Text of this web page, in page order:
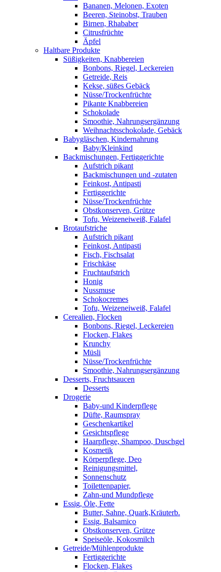
Bananen, Melonen, Exoten
Beeren, Steinobst, Trauben
Birnen, Rhababer
Citrusfrüchte
Äpfel
Haltbare Produkte
Süßigkeiten, Knabbereien
Bonbons, Riegel, Leckereien
Getreide, Reis
Kekse, süßes Gebäck
Nüsse/Trockenfrüchte
Pikante Knabbereien
Schokolade
Smoothie, Nahrungsergänzung
Weihnachtsschokolade, Gebäck
Babygläschen, Kindernahrung
Baby/Kleinkind
Backmischungen, Fertiggerichte
Aufstrich pikant
Backmischungen und -zutaten
Feinkost, Antipasti
Fertiggerichte
Nüsse/Trockenfrüchte
Obstkonserven, Grütze
Tofu, Weizeneiweiß, Falafel
Brotaufstriche
Aufstrich pikant
Feinkost, Antipasti
Fisch, Fischsalat
Frischkäse
Fruchtaufstrich
Honig
Nussmuse
Schokocremes
Tofu, Weizeneiweiß, Falafel
Cerealien, Flocken
Bonbons, Riegel, Leckereien
Flocken, Flakes
Krunchy
Müsli
Nüsse/Trockenfrüchte
Smoothie, Nahrungsergänzung
Desserts, Fruchtsaucen
Desserts
Drogerie
Baby-und Kinderpflege
Düfte, Raumspray
Geschenkartikel
Gesichtspflege
Haarpflege, Shampoo, Duschgel
Kosmetik
Körperpflege, Deo
Reinigungsmittel,
Sonnenschutz
Toilettenpapier,
Zahn-und Mundpflege
Essig, Öle, Fette
Butter, Sahne, Quark,Kräuterb.
Essig, Balsamico
Obstkonserven, Grütze
Speiseöle, Kokosmilch
Getreide/Mühlenprodukte
Fertiggerichte
Flocken, Flakes